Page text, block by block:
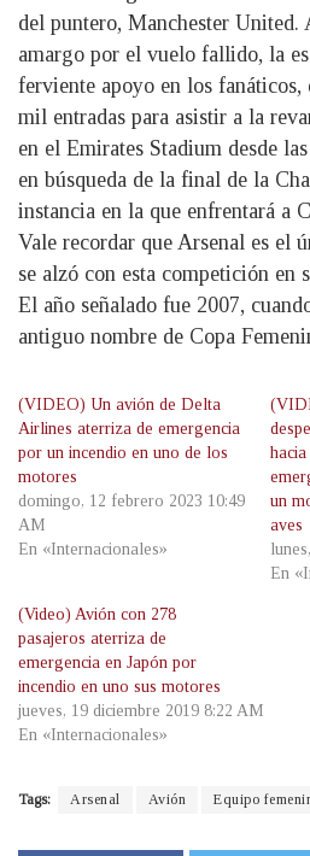
del puntero, Manchester United.
amargo por el vuelo fallido, la
ferviente apoyo en los fanáticos,
mil entradas para asistir a la
en el Emirates Stadium desde
en búsqueda de la final de la
instancia en la que enfrentará a
Vale recordar que Arsenal es el
se alzó con esta competición en
El año señalado fue 2007,
antiguo nombre de Copa
(VIDEO) Un avión de Delta
Airlines aterriza de emergencia
por un incendio en uno de los
motores
domingo, 12 febrero 2023 10:49
AM
En «Internacionales»
un
aves
En
(Video) Avión con 278
pasajeros aterriza de
emergencia en Japón por
incendio en uno sus motores
jueves, 19 diciembre 2019 8:22 AM
En «Internacionales»
Tags: Arsenal Avión Equipo